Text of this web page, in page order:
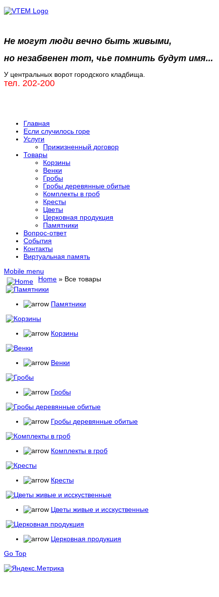
Не могут люди вечно быть живыми,
но незабвенен тот, чье помнить будут имя...
У центральных ворот городского кладбища.
тел. 202-200
Главная
Если случилось горе
Услуги
Прижизненный договор
Товары
Корзины
Венки
Гробы
Гробы деревянные обитые
Комплекты в гроб
Кресты
Цветы
Церковная продукция
Памятники
Вопрос-ответ
События
Контакты
Виртуальная память
Mobile menu
Home » Все товары
Памятники
Корзины
Венки
Гробы
Гробы деревянные обитые
Комплекты в гроб
Кресты
Цветы живые и исскуственные
Церковная продукция
Go Top